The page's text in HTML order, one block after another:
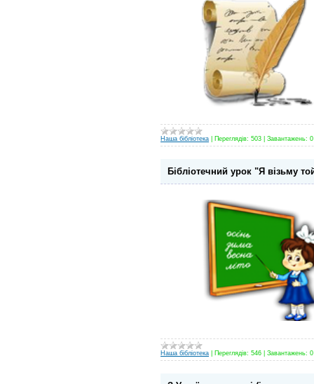
Наша бібліотека Переглядів: 503 Завантажень: 0
Бібліотечний урок "Я візьму
Наша бібліотека Переглядів: 546 Завантажень: 0